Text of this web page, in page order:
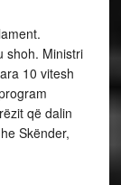
shoh. Ministri
10 vitesh
që dalin
Skënder,